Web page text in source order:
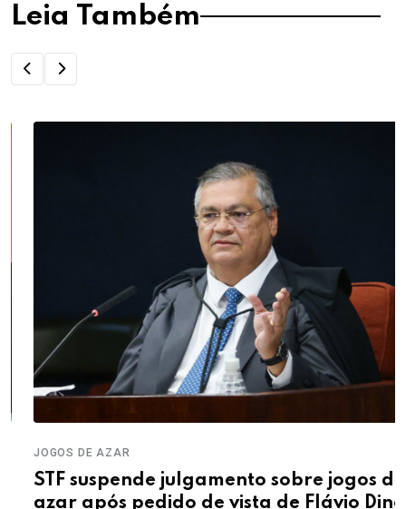
Leia Também
JOGOS DE AZAR
STF suspende julgamento sobre jogos de
azar após pedido de vista de Flávio Dino